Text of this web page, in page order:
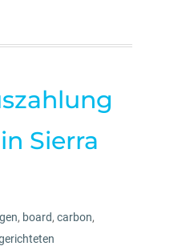
Sierra
, board, carbon,